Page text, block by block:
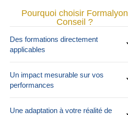
Pourquoi choisir Formalyon
Conseil ?
Des formations directement
applicables
Un impact mesurable sur vos
performances
Une adaptation à votre réalité de